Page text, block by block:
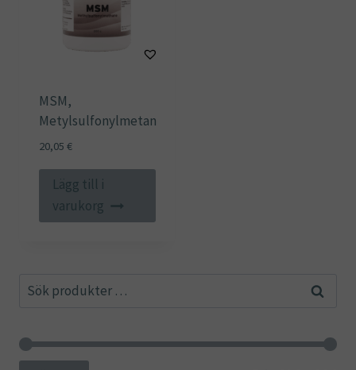
MSM,
Metylsulfonylmetan
20,05 €
Lägg till i
varukorg
Sök
Sök